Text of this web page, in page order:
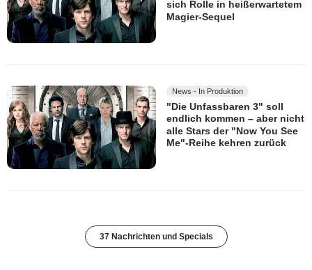
sich Rolle in heißerwartetem
Magier-Sequel
News - In Produktion
"Die Unfassbaren 3" soll
endlich kommen – aber nicht
alle Stars der "Now You See
Me"-Reihe kehren zurück
37 Nachrichten und Specials